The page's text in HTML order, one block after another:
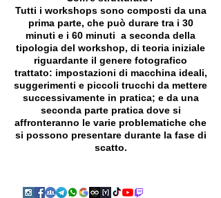
Tutti i workshops sono composti da una
prima parte, che può durare tra i 30
minuti e i 60 minuti a seconda della
tipologia del workshop, di teoria iniziale
riguardante il genere fotografico
trattato: impostazioni di macchina ideali,
suggerimenti e piccoli trucchi da mettere
successivamente in pratica; e da una
seconda parte pratica dove si
affronteranno le varie problematiche che
si possono presentare durante la fase di
scatto.